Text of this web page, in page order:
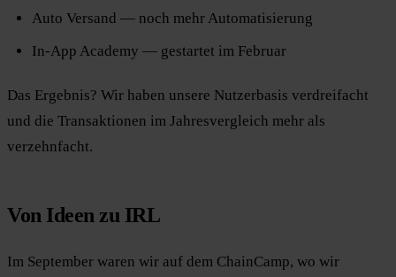
Auto Versand — noch mehr Automatisierung
In-App Academy — gestartet im Februar
Das Ergebnis? Wir haben unsere Nutzerbasis verdreifacht
und die Transaktionen im Jahresvergleich mehr als
verzehnfacht.
Von Ideen zu IRL
Im September waren wir auf dem ChainCamp, wo wir